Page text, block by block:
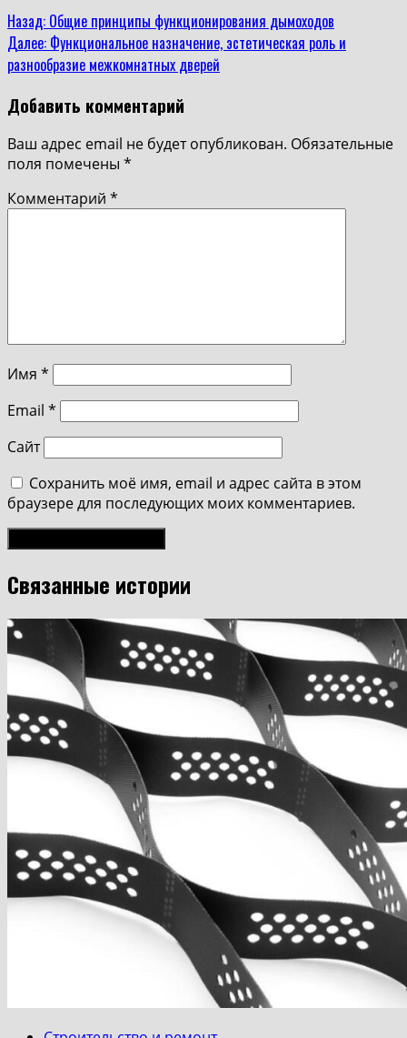
Назад: Общие принципы функционирования дымоходов
Далее: Функциональное назначение, эстетическая роль и
разнообразие межкомнатных дверей
Добавить комментарий
Ваш адрес email не будет опубликован. Обязательные
поля помечены *
Комментарий *
Имя *
Email *
Сайт
Сохранить моё имя, email и адрес сайта в этом
браузере для последующих моих комментариев.
Связанные истории